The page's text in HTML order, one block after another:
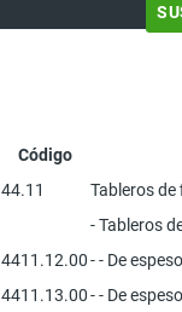
Código
44.11
Tableros
- Tableros
4411.12.00- - De
4411.13.00- - De